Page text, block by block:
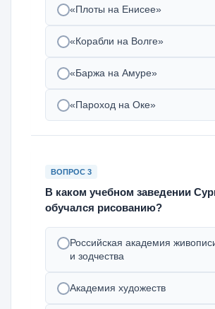
«Плоты на Енисее»
«Корабли на Волге»
«Баржа на Амуре»
«Пароход на Оке»
ВОПРОС 3
В каком учебном заведении
обучался рисованию?
Российская академия
и зодчества
Академия художеств